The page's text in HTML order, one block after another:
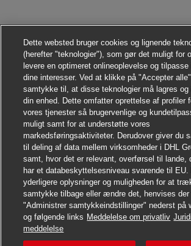
Søg jobbet
Dette websted bruger cookies og lignende
(herefter "teknologier"), som gør det muligt for
levere en optimeret onlineoplevelse og tilpasse
dine interesser. Ved at klikke på "Accepter
samtykke til, at disse teknologier må lagres og
din enhed. Dette omfatter oprettelse af profiler
vores tjenester så brugervenlige og
muligt samt for at understøtte vores
markedsføringsaktiviteter. Derudover giver du
til deling af data mellem virksomheder i DHL
samt, hvor det er relevant, overførsel til lande,
har et databeskyttelsesniveau svarende til EU.
yderligere oplysninger og muligheden for at
samtykke tilbage eller ændre det, henvises der
"Administrer samtykkeindstillinger" nederst på
og følgende links Meddelelse om privatliv
meddelelse